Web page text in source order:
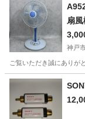
神戸市 キ
扇
ター
神戸
ご覧いただき誠にありが
兵庫 神戸市 季